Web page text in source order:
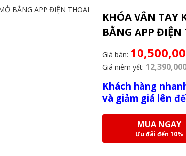
KHÓA VÂN TAY
BẰNG APP ĐIỆN
Giá bán:
Giá niêm yết:
Khách hàng
và giảm giá lên
MUA NGAY
Ưu đãi đến 10%